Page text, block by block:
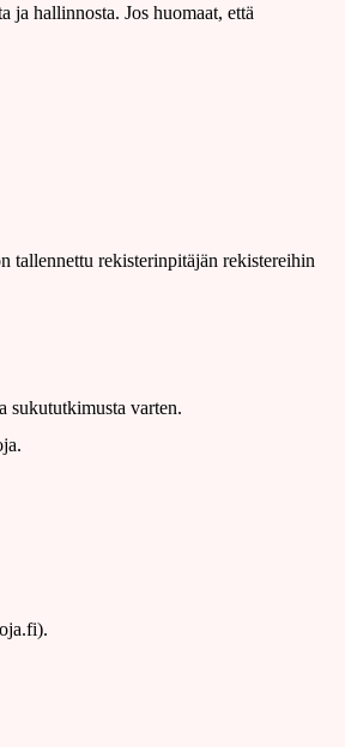
hallinnosta. Jos huomaat, että
tallennettu rekisterinpitäjän rekistereihin
sukututkimusta varten.